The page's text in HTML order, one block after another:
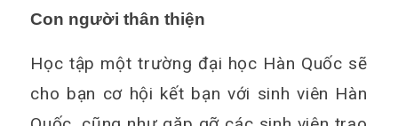
Con người thân thiện
Học tập một trường đại học Hàn Quốc sẽ
cho bạn cơ hội kết bạn với sinh viên Hàn